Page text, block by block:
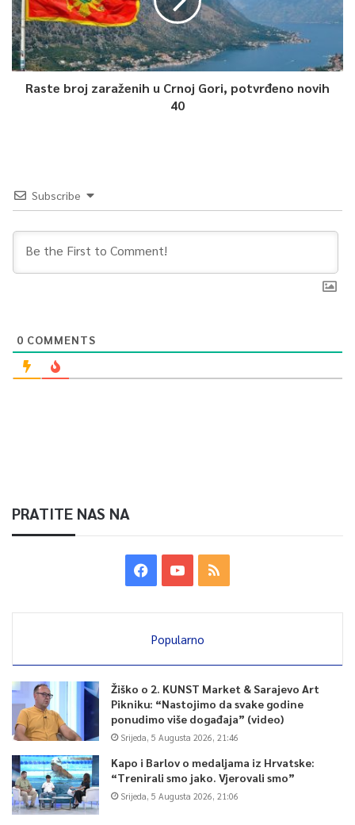
Raste broj zaraženih u Crnoj Gori, potvrđeno novih
40
Subscribe
0 COMMENTS
PRATITE NAS NA
Popularno
Žiško o 2. KUNST Market & Sarajevo Art
Pikniku: “Nastojimo da svake godine
ponudimo više događaja” (video)
Srijeda, 5 Augusta 2026, 21:46
Kapo i Barlov o medaljama iz Hrvatske:
“Trenirali smo jako. Vjerovali smo”
Srijeda, 5 Augusta 2026, 21:06